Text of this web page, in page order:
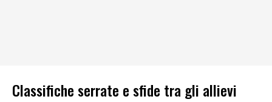
Classifiche serrate e sfide tra gli allievi